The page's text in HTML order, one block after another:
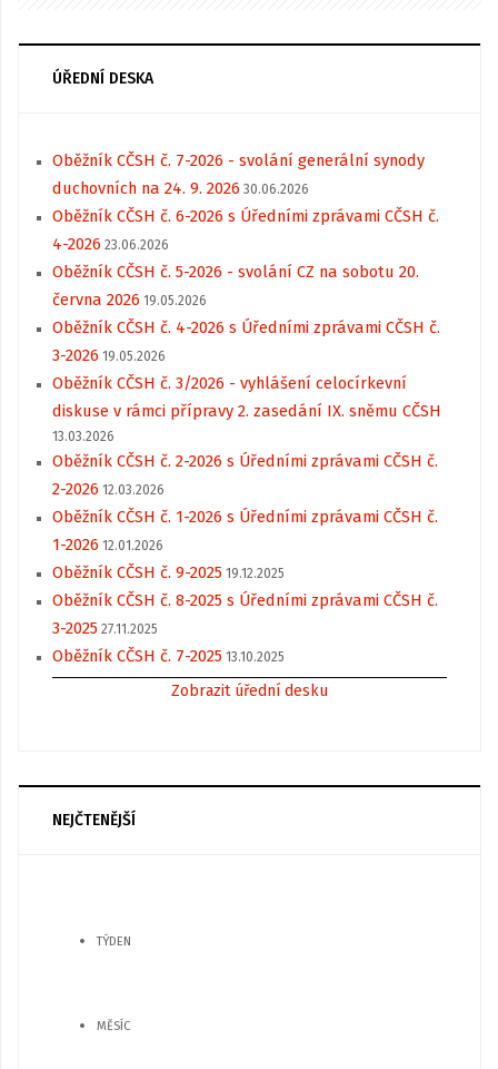
ÚŘEDNÍ DESKA
Oběžník CČSH č. 7-2026 - svolání generální synody
duchovních na 24. 9. 2026 30.06.2026
Oběžník CČSH č. 6-2026 s Úředními zprávami CČSH č.
4-2026 23.06.2026
Oběžník CČSH č. 5-2026 - svolání CZ na sobotu 20.
června 2026 19.05.2026
Oběžník CČSH č. 4-2026 s Úředními zprávami CČSH č.
3-2026 19.05.2026
Oběžník CČSH č. 3/2026 - vyhlášení celocírkevní
diskuse v rámci přípravy 2. zasedání IX. sněmu CČSH
13.03.2026
Oběžník CČSH č. 2-2026 s Úředními zprávami CČSH č.
2-2026 12.03.2026
Oběžník CČSH č. 1-2026 s Úředními zprávami CČSH č.
1-2026 12.01.2026
Oběžník CČSH č. 9-2025 19.12.2025
Oběžník CČSH č. 8-2025 s Úředními zprávami CČSH č.
3-2025 27.11.2025
Oběžník CČSH č. 7-2025 13.10.2025
Zobrazit úřední desku
NEJČTENĚJŠÍ
TÝDEN
MĚSÍC